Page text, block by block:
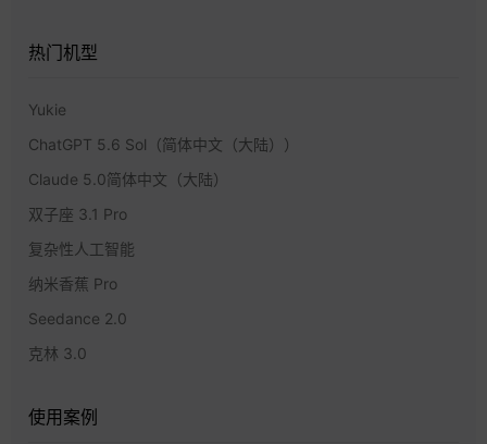
热门机型
Yukie
ChatGPT 5.6 Sol（简体中文（大陆））
Claude 5.0简体中文（大陆）
双子座 3.1 Pro
复杂性人工智能
纳米香蕉 Pro
Seedance 2.0
克林 3.0
使用案例